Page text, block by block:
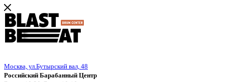
Москва, ул.Бутырский вал, 48
Российский Барабанный Центр